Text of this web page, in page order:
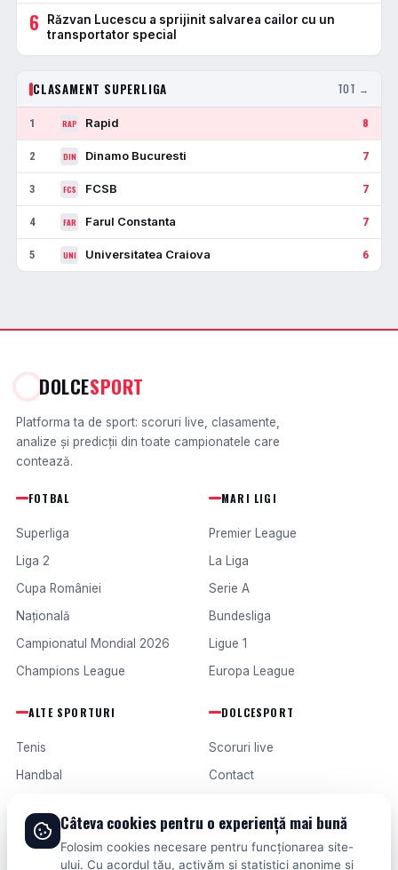
6
Răzvan Lucescu a sprijinit salvarea cailor cu un
transportator special
CLASAMENT SUPERLIGA TOT →
1 RAP Rapid 8
2 DIN Dinamo Bucuresti 7
3 FCS FCSB 7
4 FAR Farul Constanta 7
5 UNI Universitatea Craiova 6
DOLCESPORT
Platforma ta de sport: scoruri live, clasamente,
analize și predicții din toate campionatele care
contează.
FOTBAL
Superliga
Liga 2
Cupa României
Națională
Campionatul Mondial 2026
Champions League
MARI LIGI
Premier League
La Liga
Serie A
Bundesliga
Ligue 1
Europa League
ALTE SPORTURI
Tenis
Handbal
Formula 1
Fotbal intern
DOLCESPORT
Scoruri live
Contact
Termeni și condiții
Câteva cookies pentru o experiență mai bună
Folosim cookies necesare pentru funcționarea site-
ului. Cu acordul tău, activăm și statistici anonime și